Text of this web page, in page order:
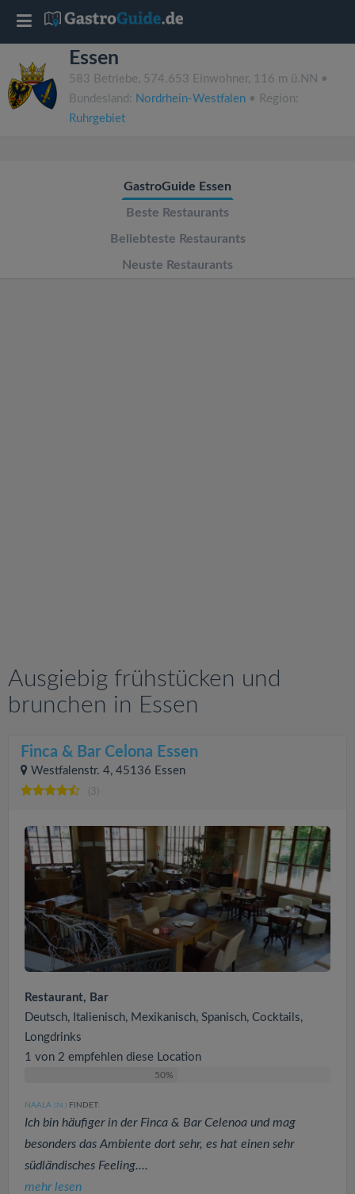
Essen
583 Betriebe, 574.653 Einwohner, 116 m ü.NN •
Bundesland: Nordrhein-Westfalen • Region:
Ruhrgebiet
GastroGuide Essen
Beste Restaurants
Beliebteste Restaurants
Neuste Restaurants
Ausgiebig frühstücken und
brunchen in Essen
Finca & Bar Celona Essen
Westfalenstr. 4, 45136 Essen
(3)
Restaurant, Bar
Deutsch, Italienisch, Mexikanisch, Spanisch, Cocktails,
Longdrinks
1 von 2 empfehlen diese Location
50%
NAALA (74 ) FINDET:
Ich bin häufiger in der Finca & Bar Celenoa und mag
besonders das Ambiente dort sehr, es hat einen sehr
südländisches Feeling....
mehr lesen
T
o